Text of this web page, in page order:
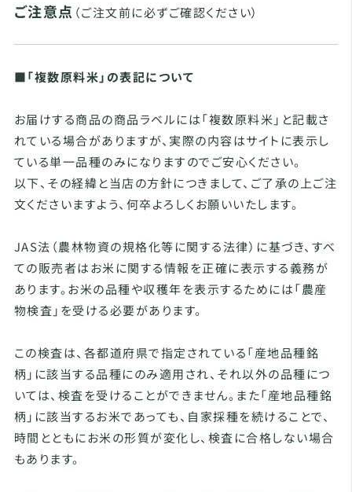
ご注意点 （ご注文前に必ずご確認ください）
■「複数原料米」の表記について
お届けする商品の商品ラベルには「複数原料米」と記載さ
れている場合がありますが、実際の内容はサイトに表示し
ている単一品種のみになりますのでご安心ください。
以下、その経緯と当店の方針につきまして、ご了承の上ご注
文くださいますよう、何卒よろしくお願いいたします。
JAS法（農林物資の規格化等に関する法律）に基づき、すべ
ての販売者はお米に関する情報を正確に表示する義務が
あります。お米の品種や収穫年を表示するためには「農産
物検査」を受ける必要があります。
この検査は、各都道府県で指定されている「産地品種銘
柄」に該当する品種にのみ適用され、それ以外の品種につ
いては、検査を受けることができません。また「産地品種銘
柄」に該当するお米であっても、自家採種を続けることで、
時間とともにお米の形質が変化し、検査に合格しない場合
もあります。